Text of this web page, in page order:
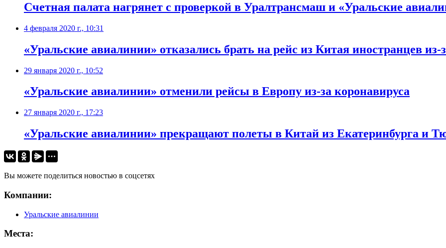
Счетная палата нагрянет с проверкой в Уралтрансмаш и «Уральские
4 февраля 2020 г., 10:31
«Уральские авиалинии» отказались брать на рейс из Китая иностранцев
29 января 2020 г., 10:52
«Уральские авиалинии» отменили рейсы в Европу из-за коронавируса
27 января 2020 г., 17:23
«Уральские авиалинии» прекращают полеты в Китай из Екатеринбурга и
Вы можете поделиться новостью в соцсетях
Компании:
Уральские авиалинии
Места: